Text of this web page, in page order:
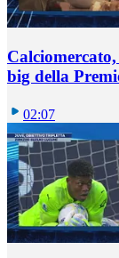
big della
02:07